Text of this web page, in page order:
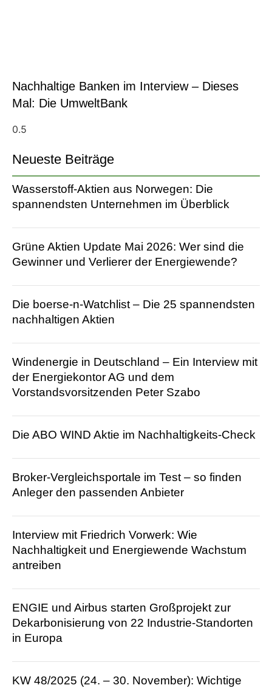
Nachhaltige Banken im Interview – Dieses
Mal: Die UmweltBank
Neueste Beiträge
Wasserstoff-Aktien aus Norwegen: Die
spannendsten Unternehmen im Überblick
Grüne Aktien Update Mai 2026: Wer sind die
Gewinner und Verlierer der Energiewende?
Die boerse-n-Watchlist – Die 25 spannendsten
nachhaltigen Aktien
Windenergie in Deutschland – Ein Interview mit
der Energiekontor AG und dem
Vorstandsvorsitzenden Peter Szabo
Die ABO WIND Aktie im Nachhaltigkeits-Check
Broker-Vergleichsportale im Test – so finden
Anleger den passenden Anbieter
Interview mit Friedrich Vorwerk: Wie
Nachhaltigkeit und Energiewende Wachstum
antreiben
ENGIE und Airbus starten Großprojekt zur
Dekarbonisierung von 22 Industrie-Standorten
in Europa
KW 48/2025 (24. – 30. November): Wichtige